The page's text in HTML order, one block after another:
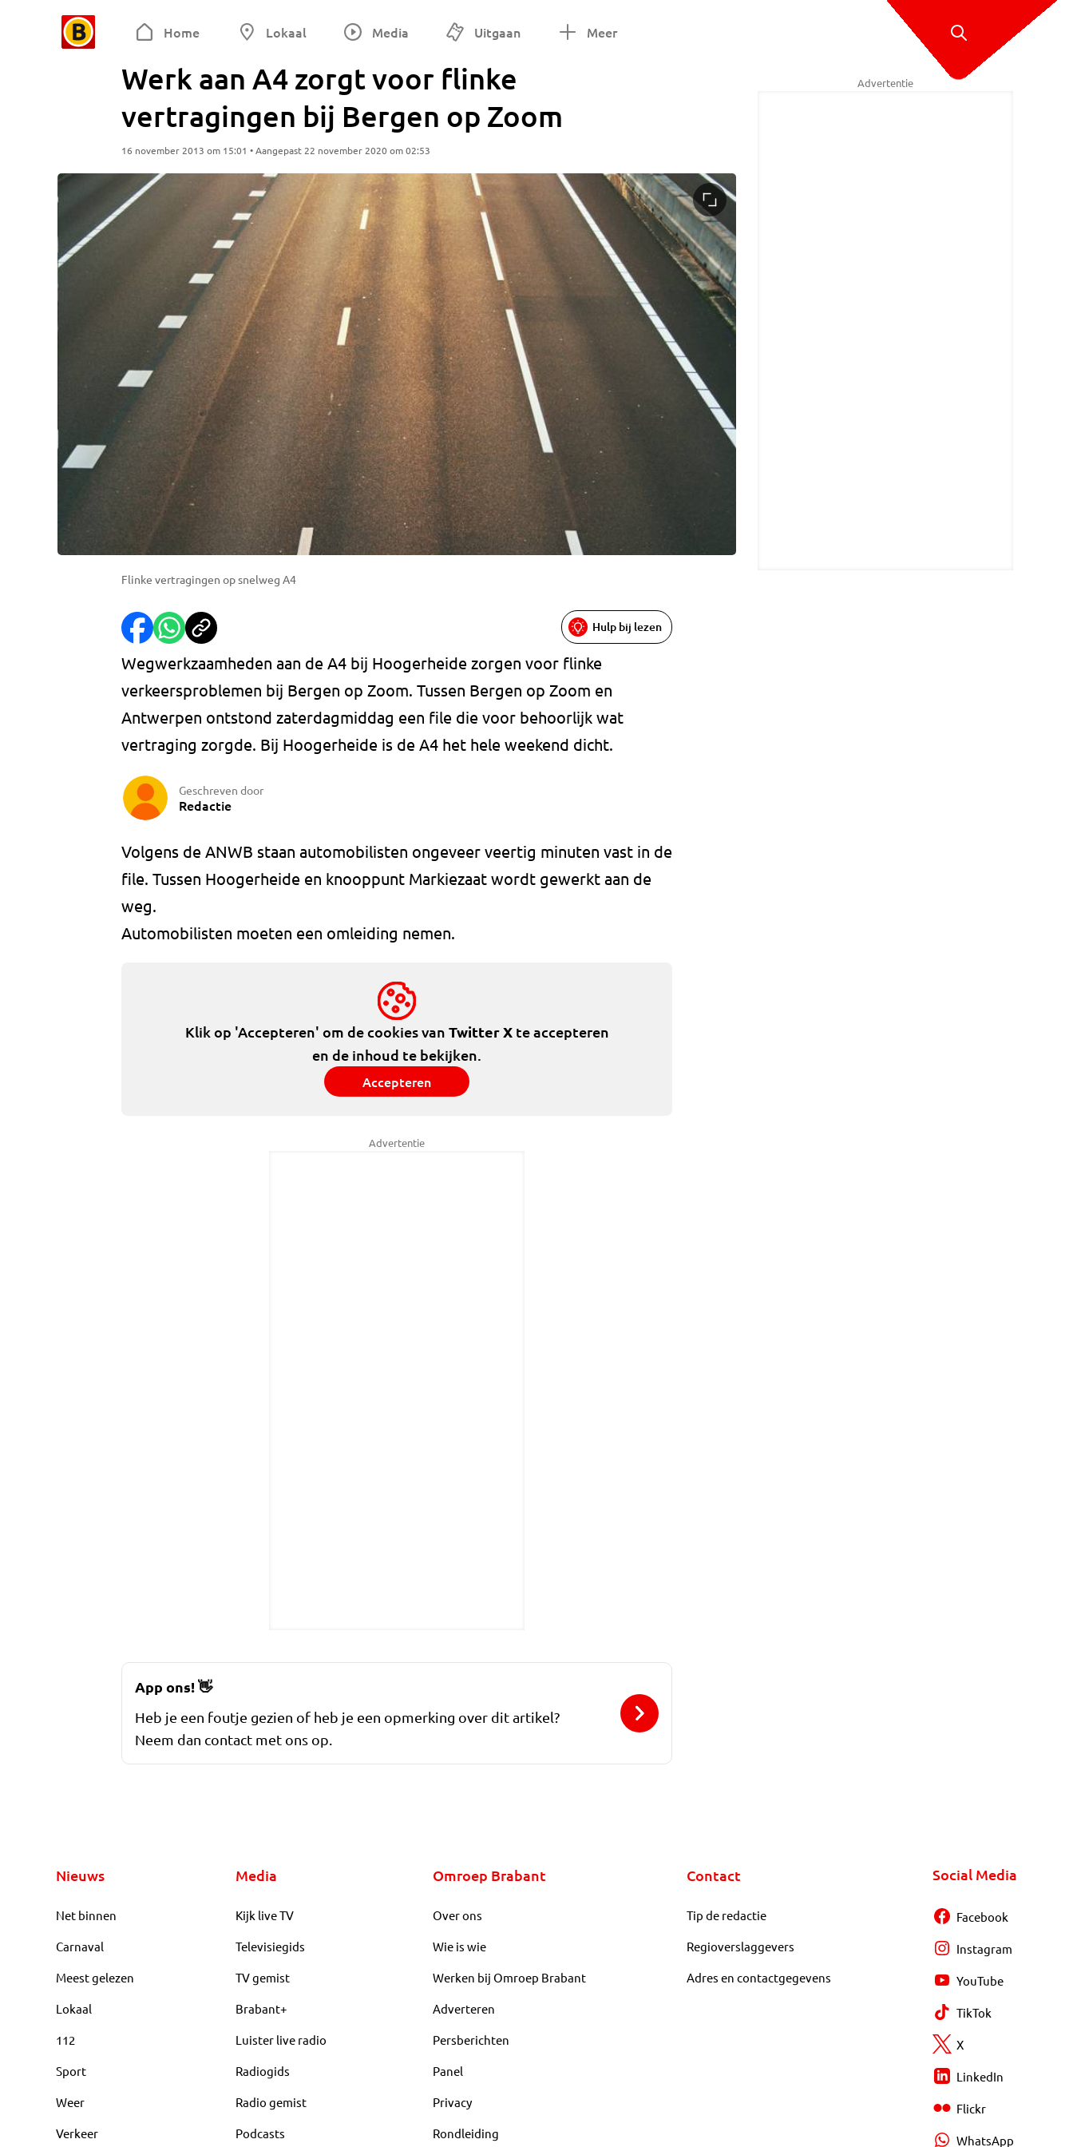
Home Lokaal Media Uitgaan Meer
Werk aan A4 zorgt voor flinke
vertragingen bij Bergen op Zoom
16 november 2013 om 15:01 • Aangepast 22 november 2020 om 02:53
Flinke vertragingen op snelweg A4
Hulp bij lezen
Wegwerkzaamheden aan de A4 bij Hoogerheide zorgen voor flinke
verkeersproblemen bij Bergen op Zoom. Tussen Bergen op Zoom en
Antwerpen ontstond zaterdagmiddag een file die voor behoorlijk wat
vertraging zorgde. Bij Hoogerheide is de A4 het hele weekend dicht.
Geschreven door
Redactie
Volgens de ANWB staan automobilisten ongeveer veertig minuten vast in de
file. Tussen Hoogerheide en knooppunt Markiezaat wordt gewerkt aan de
weg.
Automobilisten moeten een omleiding nemen.
Klik op 'Accepteren' om de cookies van Twitter Xte accepteren
en de inhoud te bekijken.
Accepteren
Advertentie
Advertentie
App ons!👋
Heb je een foutje gezien of heb je een opmerking over dit artikel?
Neem dan contact met ons op.
Nieuws
Net binnen
Carnaval
Meest gelezen
Lokaal
112
Sport
Weer
Verkeer
Media
Kijk live TV
Televisiegids
TV gemist
Brabant+
Luister live radio
Radiogids
Radio gemist
Podcasts
Omroep Brabant
Over ons
Wie is wie
Werken bij Omroep Brabant
Adverteren
Persberichten
Panel
Privacy
Rondleiding
Contact
Tip de redactie
Regioverslaggevers
Adres en contactgegevens
Social Media
Facebook
Instagram
YouTube
TikTok
X
LinkedIn
Flickr
WhatsApp